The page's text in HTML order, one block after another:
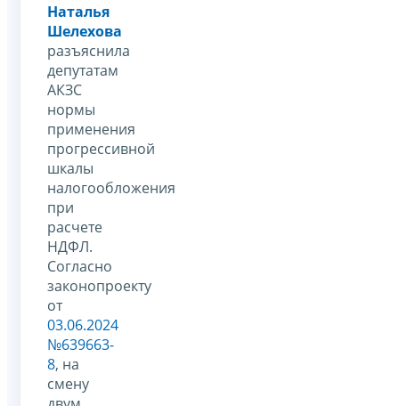
Наталья
Шелехова
разъяснила
депутатам
АКЗС
нормы
применения
прогрессивной
шкалы
налогообложения
при
расчете
НДФЛ.
Согласно
законопроекту
от
03.06.2024
№639663-
8, на
смену